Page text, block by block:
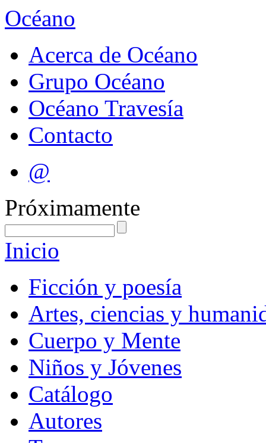
Océano
Acerca de Océano
Grupo Océano
Océano Travesía
Contacto
@
Próximamente
Inicio
Ficción y poesía
Artes, ciencias y
Cuerpo y Mente
Niños y Jóvenes
Catálogo
Autores